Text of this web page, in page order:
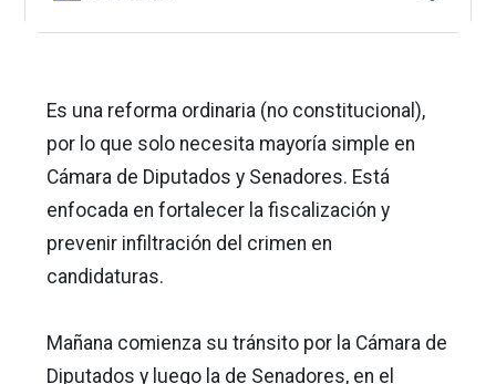
Es una reforma ordinaria (no constitucional),
por lo que solo necesita mayoría simple en
Cámara de Diputados y Senadores. Está
enfocada en fortalecer la fiscalización y
prevenir infiltración del crimen en
candidaturas.
Mañana comienza su tránsito por la Cámara de
Diputados y luego la de Senadores, en el